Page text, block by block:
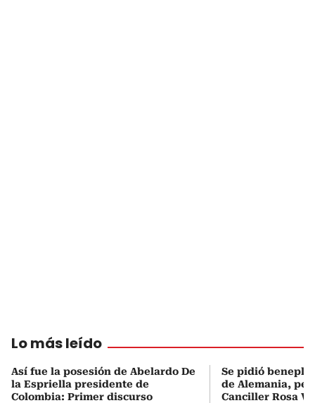
Lo más leído
Así fue la posesión de Abelardo De
la Espriella presidente de
Colombia: Primer discurso
Se pidió
de Alemania,
Canciller Rosa